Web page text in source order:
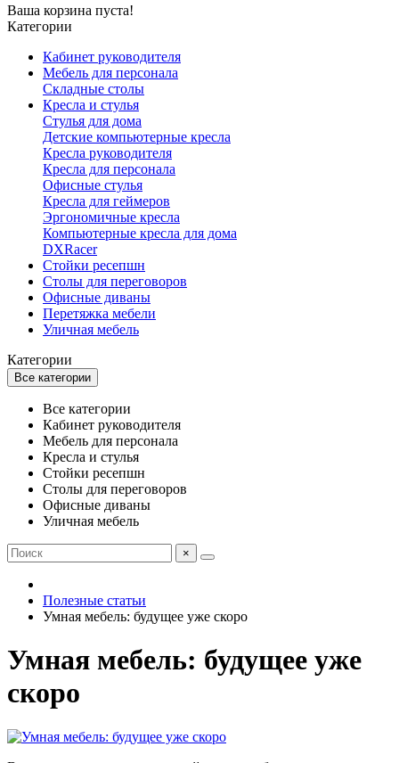
Ваша корзина пуста!
Категории
Кабинет руководителя
Мебель для персонала
Складные столы
Кресла и стулья
Стулья для дома
Детские компьютерные кресла
Кресла руководителя
Кресла для персонала
Офисные стулья
Кресла для геймеров
Эргономичные кресла
Компьютерные кресла для дома
DXRacer
Стойки ресепшн
Столы для переговоров
Офисные диваны
Перетяжка мебели
Уличная мебель
Категории
Все категории
Все категории
Кабинет руководителя
Мебель для персонала
Кресла и стулья
Стойки ресепшн
Столы для переговоров
Офисные диваны
Уличная мебель
×
Полезные статьи
Умная мебель: будущее уже скоро
Умная мебель: будущее уже
скоро